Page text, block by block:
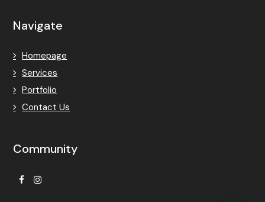
Navigate
Homepage
Services
Portfolio
Contact Us
Community
FacebookInstagram